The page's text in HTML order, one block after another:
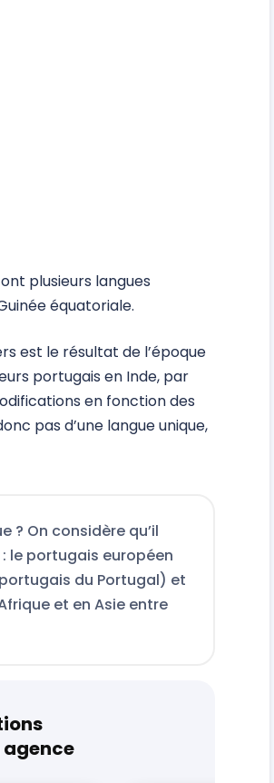
plusieurs langues
équatoriale.
est le résultat de l’époque
portugais en Inde, par
en fonction des
pas d’une langue unique,
? On considère qu’il
le portugais européen
du Portugal) et
et en Asie entre
agence